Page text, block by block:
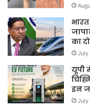
का
July
यूपी
इन
July